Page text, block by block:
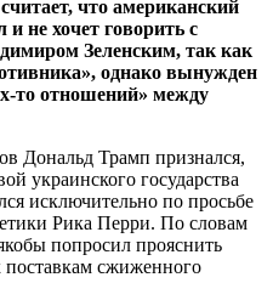
что американский
не хочет говорить с
Зеленским, так как
однако вынужден
то отношений» между
Дональд Трамп признался,
украинского государства
исключительно по просьбе
Рика Перри. По словам
попросил прояснить
сжиженного